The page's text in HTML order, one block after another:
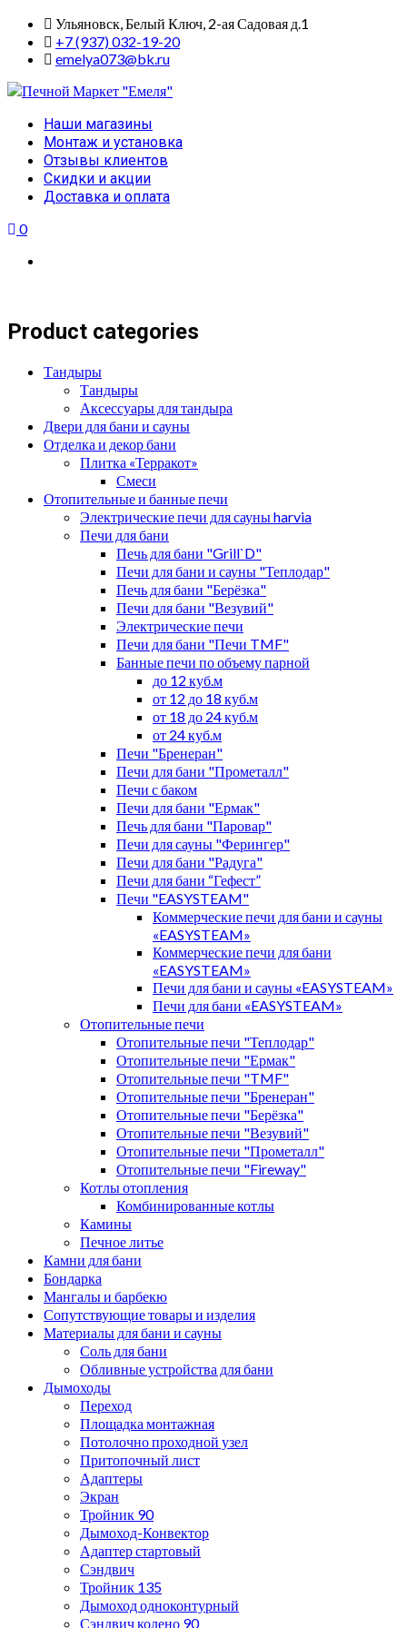
Skip
content
Ульяновск, Белый Ключ, 2-ая Садовая д.1
+7 (937) 032-19-20
emelya073@bk.ru
Primary
Menu
Наши магазины
Монтаж и установка
Отзывы клиентов
Скидки и акции
Доставка и оплата
0
Product categories
Тандыры
Тандыры
Аксессуары для тандыра
Двери для бани и сауны
Отделка и декор бани
Плитка «Терракот»
Смеси
Отопительные и банные печи
Электрические печи для сауны harvia
Печи для бани
Печь для бани "Grill`D"
Печи для бани и сауны "Теплодар"
Печь для бани "Берёзка"
Печи для бани "Везувий"
Электрические печи
Печи для бани "Печи TMF"
Банные печи по объему парной
до 12 куб.м
от 12 до 18 куб.м
от 18 до 24 куб.м
от 24 куб.м
Печи "Бренеран"
Печи для бани "Прометалл"
Печи с баком
Печи для бани "Ермак"
Печь для бани "Паровар"
Печи для сауны "Ферингер"
Печи для бани "Радуга"
Печи для бани “Гефест”
Печи "EASYSTEAM"
Коммерческие печи для бани и сауны
«EASYSTEAM»
Коммерческие печи для бани
«EASYSTEAM»
Печи для бани и сауны «EASYSTEAM»
Печи для бани «EASYSTEAM»
Отопительные печи
Отопительные печи "Теплодар"
Отопительные печи "Ермак"
Отопительные печи "TMF"
Отопительные печи "Бренеран"
Отопительные печи "Берёзка"
Отопительные печи "Везувий"
Отопительные печи "Прометалл"
Отопительные печи "Fireway"
Котлы отопления
Комбинированные котлы
Камины
Печное литье
Камни для бани
Бондарка
Мангалы и барбекю
Сопутствующие товары и изделия
Материалы для бани и сауны
Соль для бани
Обливные устройства для бани
Дымоходы
Переход
Площадка монтажная
Потолочно проходной узел
Притопочный лист
Адаптеры
Экран
Тройник 90
Дымоход-Конвектор
Адаптер стартовый
Сэндвич
Тройник 135
Дымоход одноконтурный
Сэндвич колено 90